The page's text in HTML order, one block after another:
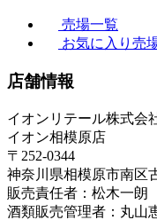
売場一覧
お気に入り売
店舗情報
イオンリテール株式会
イオン相模原店
〒252-0344
神奈川県相模原市南区
販売責任者：松木一朗
酒類販売管理者：丸山